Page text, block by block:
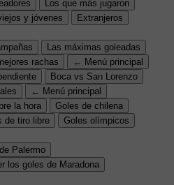
Los que más jugaron
y jóvenes
Extranjeros
Las máximas goleadas
rachas
← Menú principal
Boca vs San Lorenzo
← Menú principal
la hora
Goles de chilena
de tiro libre
Goles olímpicos
Palermo
los goles de Maradona